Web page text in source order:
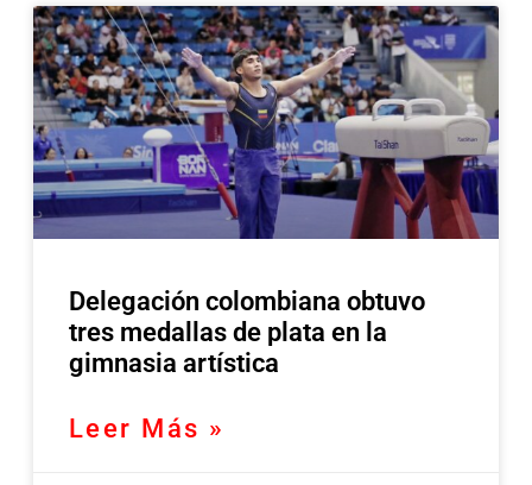
Delegación colombiana obtuvo
tres medallas de plata en la
gimnasia artística
Leer Más »